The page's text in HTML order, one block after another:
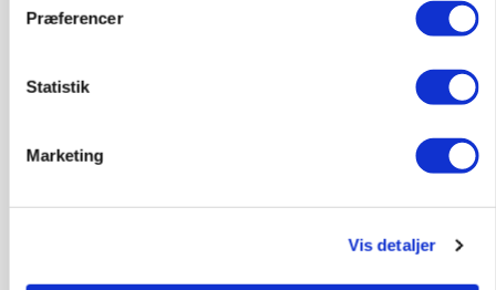
Præferencer
Statistik
Marketing
Vis detaljer